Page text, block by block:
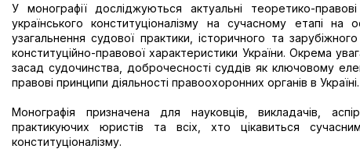
У монографії досліджуються актуальні теоретико-
українського конституціоналізму на сучасному етапі на
узагальнення судової практики, історичного та
конституційно-правової характеристики України. Окрема
засад судочинства, доброчесності суддів як ключовому
правові принципи діяльності правоохоронних органів в Україні.
Монографія призначена для науковців, викладачів,
практикуючих юристів та всіх, хто цікавиться
конституціоналізму.